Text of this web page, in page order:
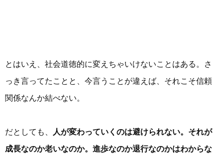
とはいえ、社会道徳的に変えちゃいけないことはある。さ
っき言ってたことと、今言うことが違えば、それこそ信頼
関係なんか結べない。
だとしても、
人が変わっていくのは避けられない。それが
成長なのか老いなのか。進歩なのか退行なのかはわからな